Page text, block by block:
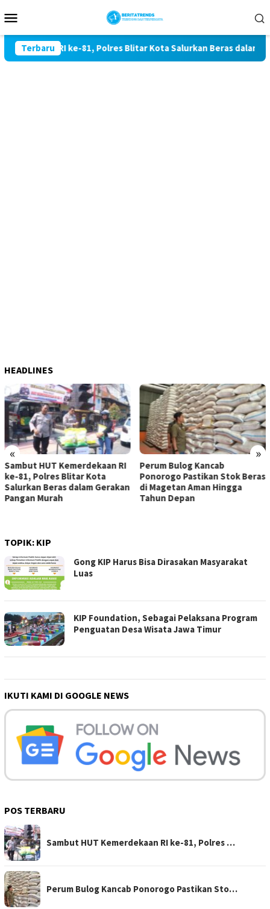
ke
Mobile
TerbaruRI ke-81, Polres Blitar Kota Salurkan Beras dalam
HEADLINES
« »
RI
Kota
dalam Gerakan
Perum Bulog Kancab
Ponorogo Pastikan Stok Beras
di Magetan Aman Hingga
ITB
Lokal
Penanganan
TOPIK: KIP
Gong KIP Harus Bisa Dirasakan Masyarakat
Luas
KIP Foundation, Sebagai Pelaksana Program
Penguatan Desa Wisata Jawa Timur
IKUTI KAMI DI GOOGLE NEWS
POS TERBARU
Sambut HUT Kemerdekaan RI ke-81, Polres …
Perum Bulog Kancab Ponorogo Pastikan Sto…